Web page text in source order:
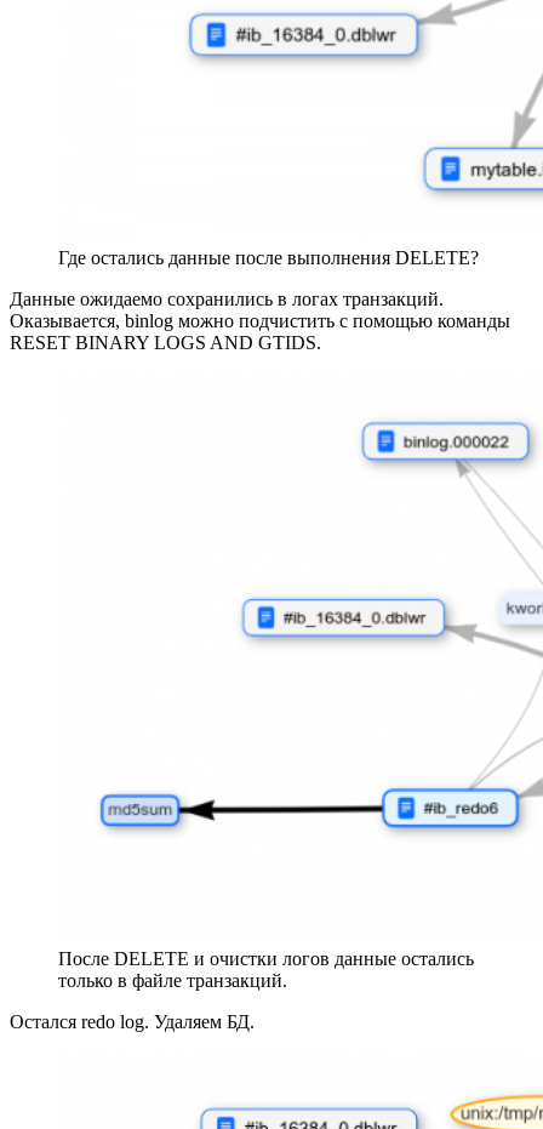
Где остались данные после выполнения DELETE?
Данные ожидаемо сохранились в логах транзакций.
Оказывается, binlog можно подчистить с помощью команды
RESET BINARY LOGS AND GTIDS.
После DELETE и очистки логов данные остались
только в файле транзакций.
Остался redo log. Удаляем БД.